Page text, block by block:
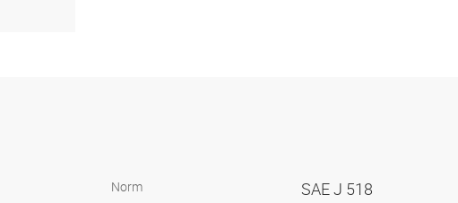
Norm
SAE J 518